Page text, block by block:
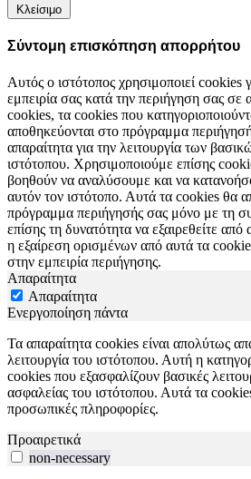
Κλείσιμο
Σύντομη επισκόπηση απορρήτου
Αυτός ο ιστότοπος χρησιμοποιεί cookies
εμπειρία σας κατά την περιήγηση σας σε
cookies, τα cookies που
αποθηκεύονται στο πρόγραμμα
απαραίτητα για την λειτουργία των
ιστότοπου. Χρησιμοποιούμε επίσης
βοηθούν να αναλύσουμε και να
αυτόν τον ιστότοπο. Αυτά τα cookies θα
πρόγραμμα περιήγησής σας μόνο με τη
επίσης τη δυνατότητα να εξαιρεθείτε
η εξαίρεση ορισμένων από αυτά τα
στην εμπειρία περιήγησης.
Απαραίτητα
Απαραίτητα
Ενεργοποίηση πάντα
Τα απαραίτητα cookies είναι απολύτως
λειτουργία του ιστότοπου. Αυτή η
cookies που εξασφαλίζουν βασικές
ασφαλείας του ιστότοπου. Αυτά τα
προσωπικές πληροφορίες.
Προαιρετικά
non-necessary